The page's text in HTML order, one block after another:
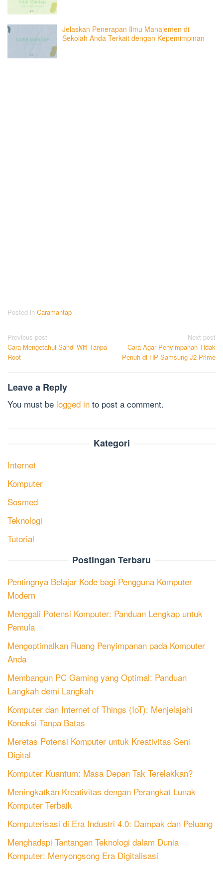
Jelaskan Penerapan Ilmu Manajemen di
Sekolah Anda Terkait dengan Kepemimpinan
Posted in Caramantap
Post
navigation
Previous post
Cara Mengetahui Sandi Wifi Tanpa
Root
Next post
Cara Agar Penyimpanan Tidak
Penuh di HP Samsung J2 Prime
Leave a Reply
You must be logged in to post a comment.
Kategori
Internet
Komputer
Sosmed
Teknologi
Tutorial
Postingan Terbaru
Pentingnya Belajar Kode bagi Pengguna Komputer
Modern
Menggali Potensi Komputer: Panduan Lengkap untuk
Pemula
Mengoptimalkan Ruang Penyimpanan pada Komputer
Anda
Membangun PC Gaming yang Optimal: Panduan
Langkah demi Langkah
Komputer dan Internet of Things (IoT): Menjelajahi
Koneksi Tanpa Batas
Meretas Potensi Komputer untuk Kreativitas Seni
Digital
Komputer Kuantum: Masa Depan Tak Terelakkan?
Meningkatkan Kreativitas dengan Perangkat Lunak
Komputer Terbaik
Komputerisasi di Era Industri 4.0: Dampak dan Peluang
Menghadapi Tantangan Teknologi dalam Dunia
Komputer: Menyongsong Era Digitalisasi